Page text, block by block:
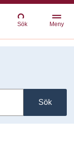
Sök Meny
Sök